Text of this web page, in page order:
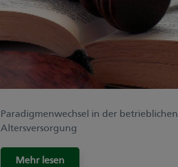
Paradigmenwechsel in der betrieblichen
Altersversorgung
Mehr lesen